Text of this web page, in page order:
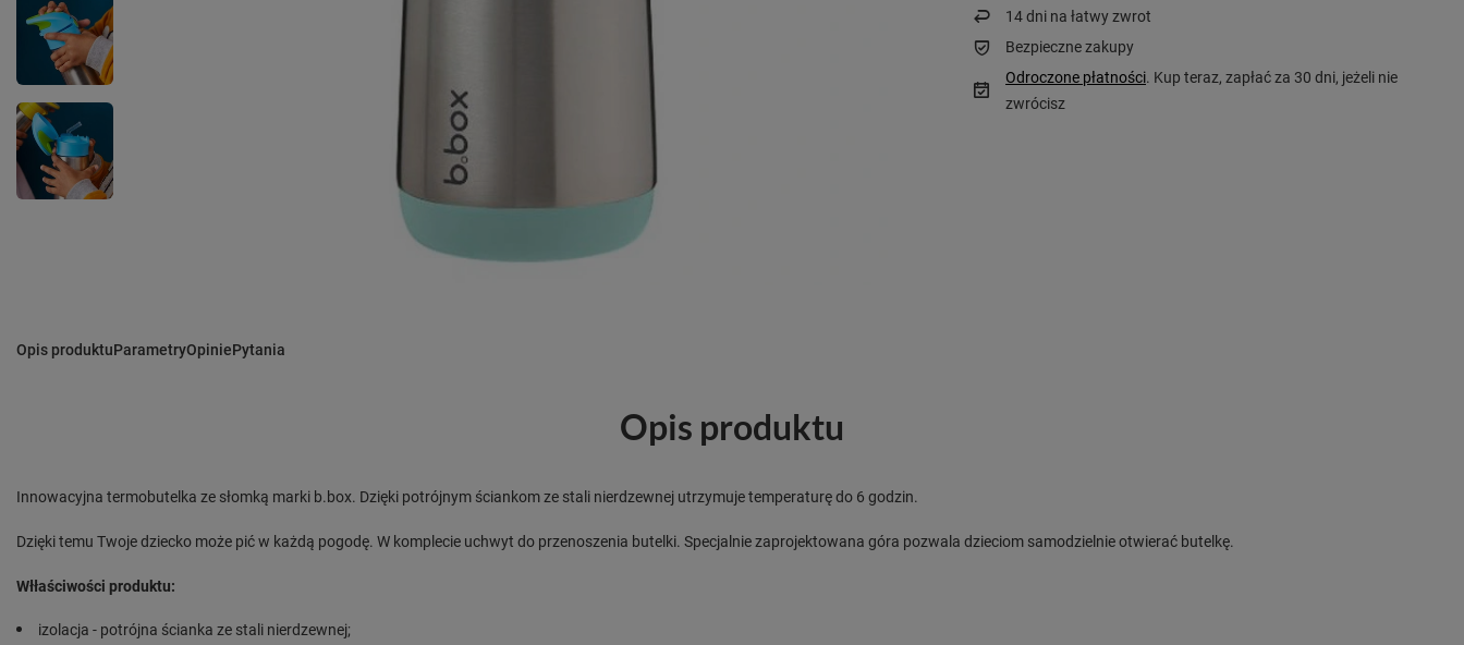
14dni na łatwy zwrot
Bezpieczne zakupy
Odroczone płatności. Kup teraz, zapłać za 30 dni, jeżeli nie
zwrócisz
Opis produktuParametryOpiniePytania
Opis produktu
Innowacyjna termobutelka ze słomką marki b.box. Dzięki potrójnym ściankom ze stali nierdzewnej utrzymuje temperaturę do 6 godzin.
Dzięki temu Twoje dziecko może pić w każdą pogodę. W komplecie uchwyt do przenoszenia butelki. Specjalnie zaprojektowana góra pozwala dzieciom samodzielnie otwierać butelkę.
Włłaściwości produktu:
izolacja - potrójna ścianka ze stali nierdzewnej;